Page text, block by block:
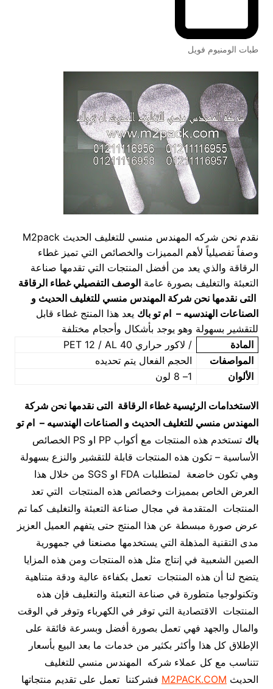
طبات الومنيوم فويل
نقدم نحن شركه المهندس منسي للتغليف الحديث M2pack
وصفاً تفصيلياً لأهم المميزات والخصائص التي تميز غطاء
الرقاقة والذي يعد من أفضل المنتجات التي تقدمها صناعة
التعبئة والتغليف بصورة عامة الوصف التفصيلي غطاء الرقاقة
التى نقدمها نحن شركة المهندس منسي للتغليف الحديث و
الصناعات الهندسيه – ام تو باك يعد هذا المنتج غطاء قابل
للتقشير بسهولة وهو يوجد بأشكال وأحجام مختلفة
المادة
/ لاكور حراري PET 12 / AL 40
المواصفات
الحجم الفعال يتم تحديده
الألوان
1– 8 لون
الاستخدامات الرئيسية غطاء الرقاقة التى نقدمها نحن شركة
المهندس منسي للتغليف الحديث و الصناعات الهندسيه – ام تو
باك
تستخدم هذه المنتجات مع أكواب PP او PS الخصائص
الأساسية – تكون هذه المنتجات قابلة للتقشير والنزع بسهولة
وهي تكون خاضعة لمتطلبات FDA او SGS من خلال هذا
العرض الخاص بمميزات وخصائص هذه المنتجات التي تعد
المنتجات المتقدمة في مجال صناعة التعبئة والتغليف كما تم
عرض صورة مبسطة عن هذا المنتج حتى يتفهم العميل العزيز
مدى التقنية المذهلة التي يستخدمها مصنعنا في جمهورية
الصين الشعبية في إنتاج مثل هذه المنتجات ومن هذه المزايا
يتضح لنا أن هذه المنتجات تعمل بكفاءة عالية ودقة متناهية
وتكنولوجيا متطورة في صناعة التعبئة والتغليف فإن هذه
المنتجات الاقتصادية التي توفر في الكهرباء وتوفر في الوقت
والمال والجهد فهي تعمل بصورة أفضل وبسرعة فائقة على
الإطلاق كل هذا وأكثر بكثير من خدمات ما بعد البيع بأسعار
تتناسب مع كل عملاء شركه المهندس منسي للتغليف
الحديث M2PACK.COM فشركتنا تعمل على تقديم منتجاتها